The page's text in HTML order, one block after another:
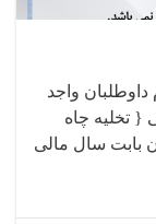
واجد
{ تخلیه چاه
بابت سال مالی